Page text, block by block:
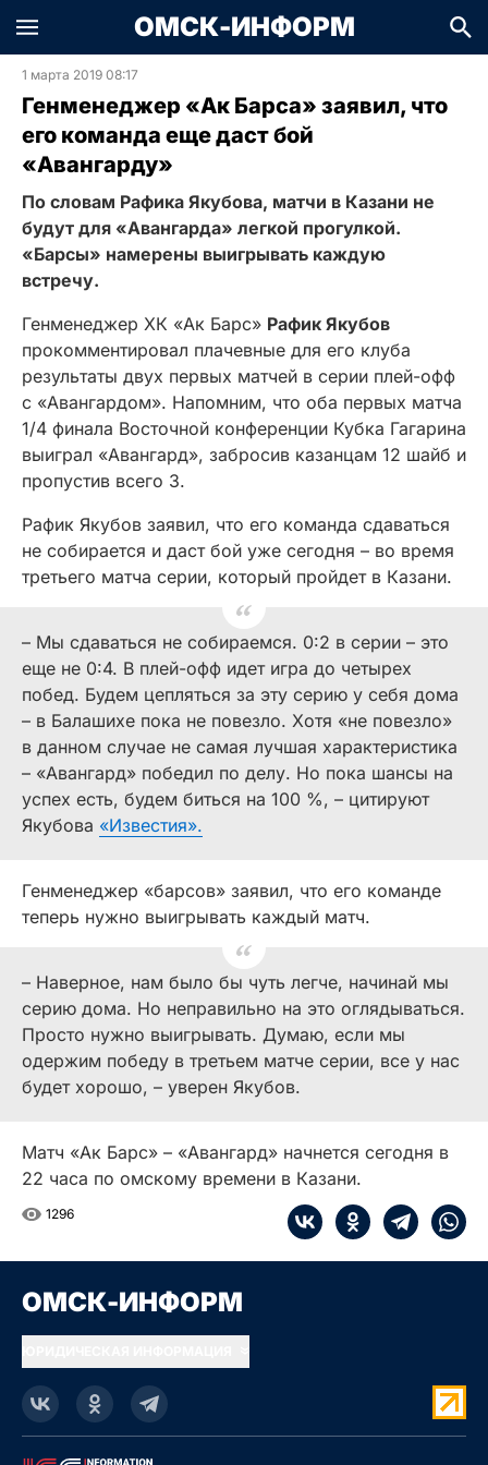
ОМСК-ИНФОРМ
1 марта 2019 08:17
Генменеджер «Ак Барса» заявил, что
его команда еще даст бой
«Авангарду»
По словам Рафика Якубова, матчи в Казани не
будут для «Авангарда» легкой прогулкой.
«Барсы» намерены выигрывать каждую
встречу.
Генменеджер ХК «Ак Барс» Рафик Якубов
прокомментировал плачевные для его клуба
результаты двух первых матчей в серии плей-офф
с «Авангардом». Напомним, что оба первых матча
1/4 финала Восточной конференции Кубка Гагарина
выиграл «Авангард», забросив казанцам 12 шайб и
пропустив всего 3.
Рафик Якубов заявил, что его команда сдаваться
не собирается и даст бой уже сегодня – во время
третьего матча серии, который пройдет в Казани.
– Мы сдаваться не собираемся. 0:2 в серии – это
еще не 0:4. В плей-офф идет игра до четырех
побед. Будем цепляться за эту серию у себя дома
– в Балашихе пока не повезло. Хотя «не повезло»
в данном случае не самая лучшая характеристика
– «Авангард» победил по делу. Но пока шансы на
успех есть, будем биться на 100 %, – цитируют
Якубова «Известия».
Генменеджер «барсов» заявил, что его команде
теперь нужно выигрывать каждый матч.
– Наверное, нам было бы чуть легче, начинай мы
серию дома. Но неправильно на это оглядываться.
Просто нужно выигрывать. Думаю, если мы
одержим победу в третьем матче серии, все у нас
будет хорошо, – уверен Якубов.
Матч «Ак Барс» – «Авангард» начнется сегодня в
22 часа по омскому времени в Казани.
1296
ОМСК-ИНФОРМ